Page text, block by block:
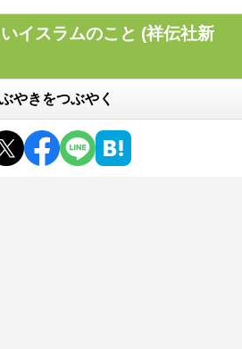
イスラムのこと (祥伝社新
やきをつぶやく